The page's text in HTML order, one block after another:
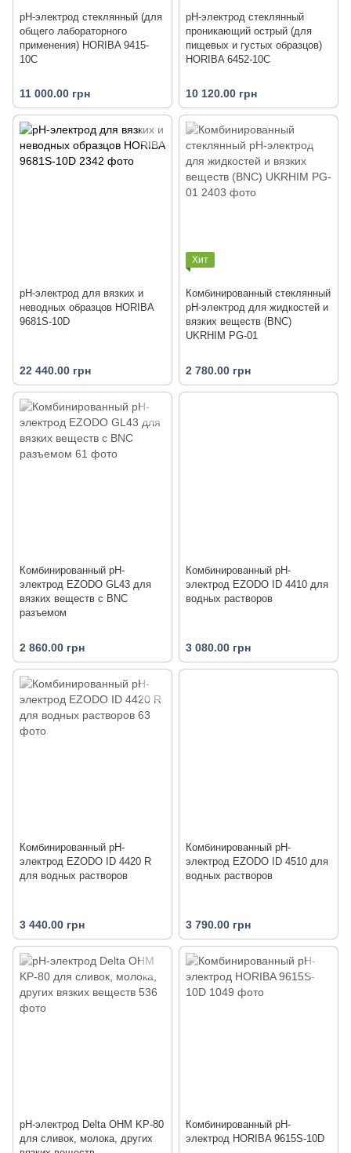
pH-электрод стеклянный (для
общего лабораторного
применения) HORIBA 9415-
10C
11 000.00 грн
pH-электрод стеклянный
проникающий острый (для
пищевых и густых образцов)
HORIBA 6452-10C
10 120.00 грн
рН-электрод для вязких и
неводных образцов HORIBA
9681S-10D
22 440.00 грн
Хит
Комбинированный стеклянный
рН-электрод для жидкостей и
вязких веществ (BNC)
UKRHIM PG-01
2 780.00 грн
Комбинированный рН-
электрод EZODO GL43 для
вязких веществ с BNC
разъемом
2 860.00 грн
Комбинированный рН-
электрод EZODO ID 4410 для
водных растворов
3 080.00 грн
Комбинированный рН-
электрод EZODO ID 4420 R
для водных растворов
3 440.00 грн
Комбинированный рН-
электрод EZODO ID 4510 для
водных растворов
3 790.00 грн
рН-электрод Delta OHM KP-80
для сливок, молока, других
Комбинированный pH-
электрод HORIBA 9615S-10D